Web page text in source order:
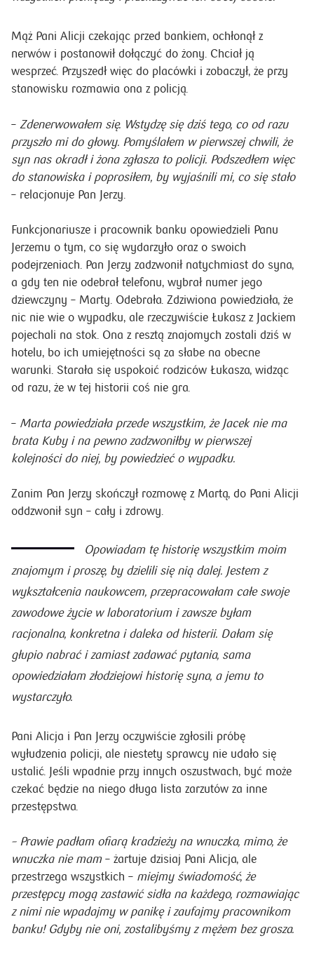
Mąż Pani Alicji czekając przed bankiem, ochłonął z
nerwów i postanowił dołączyć do żony. Chciał ją
wesprzeć. Przyszedł więc do placówki i zobaczył, że przy
stanowisku rozmawia ona z policją.
– Zdenerwowałem się. Wstydzę się dziś tego, co od razu
przyszło mi do głowy. Pomyślałem w pierwszej chwili, że
syn nas okradł i żona zgłasza to policji. Podszedłem więc
do stanowiska i poprosiłem, by wyjaśnili mi, co się stało
– relacjonuje Pan Jerzy.
Funkcjonariusze i pracownik banku opowiedzieli Panu
Jerzemu o tym, co się wydarzyło oraz o swoich
podejrzeniach. Pan Jerzy zadzwonił natychmiast do syna,
a gdy ten nie odebrał telefonu, wybrał numer jego
dziewczyny – Marty. Odebrała. Zdziwiona powiedziała, że
nic nie wie o wypadku, ale rzeczywiście Łukasz z Jackiem
pojechali na stok. Ona z resztą znajomych zostali dziś w
hotelu, bo ich umiejętności są za słabe na obecne
warunki. Starała się uspokoić rodziców Łukasza, widząc
od razu, że w tej historii coś nie gra.
– Marta powiedziała przede wszystkim, że Jacek nie ma
brata Kuby i na pewno zadzwoniłby w pierwszej
kolejności do niej, by powiedzieć o wypadku.
Zanim Pan Jerzy skończył rozmowę z Martą, do Pani Alicji
oddzwonił syn – cały i zdrowy.
Opowiadam tę historię wszystkim moim
znajomym i proszę, by dzielili się nią dalej. Jestem z
wykształcenia naukowcem, przepracowałam całe swoje
zawodowe życie w laboratorium i zawsze byłam
racjonalna, konkretna i daleka od histerii. Dałam się
głupio nabrać i zamiast zadawać pytania, sama
opowiedziałam złodziejowi historię syna, a jemu to
wystarczyło.
Pani Alicja i Pan Jerzy oczywiście zgłosili próbę
wyłudzenia policji, ale niestety sprawcy nie udało się
ustalić. Jeśli wpadnie przy innych oszustwach, być może
czekać będzie na niego długa lista zarzutów za inne
przestępstwa.
– Prawie padłam ofiarą kradzieży na wnuczka, mimo, że
wnuczka nie mam – żartuje dzisiaj Pani Alicja, ale
przestrzega wszystkich – miejmy świadomość, że
przestępcy mogą zastawić sidła na każdego, rozmawiając
z nimi nie wpadajmy w panikę i zaufajmy pracownikom
banku! Gdyby nie oni, zostalibyśmy z mężem bez grosza.